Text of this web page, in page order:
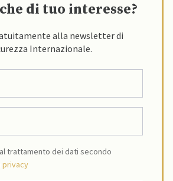
di tuo interesse?
alla newsletter di
Internazionale.
trattamento dei dati secondo
privacy